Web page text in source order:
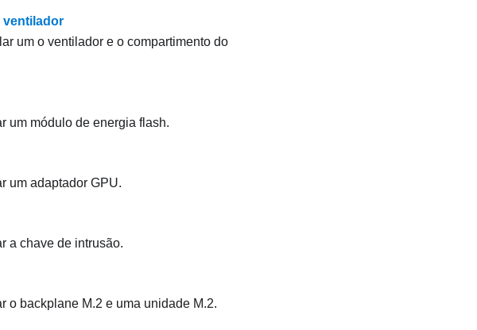
ventilador
um o ventilador e o compartimento do
um módulo de energia flash.
um adaptador GPU.
a chave de intrusão.
o backplane M.2 e uma unidade M.2.